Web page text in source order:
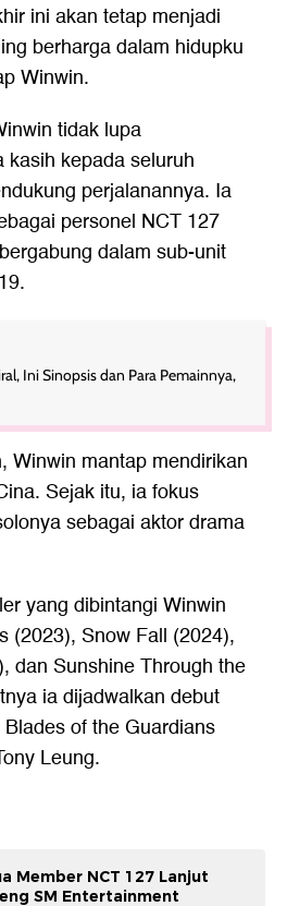
ini akan tetap menjadi
berharga dalam hidupku
Winwin.
tidak lupa
kepada seluruh
perjalanannya. Ia
personel NCT 127
dalam sub-unit
Ini Sinopsis dan Para Pemainnya,
Winwin mantap mendirikan
Sejak itu, ia fokus
sebagai aktor drama
yang dibintangi Winwin
(2023), Snow Fall (2024),
dan Sunshine Through the
ia dijadwalkan debut
of the Guardians
Leung.
Member NCT 127 Lanjut
SM Entertainment